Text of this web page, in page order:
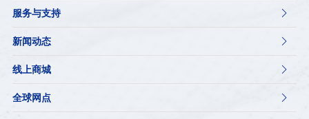
服务与支持 
新闻动态 
线上商城 
全球网点 